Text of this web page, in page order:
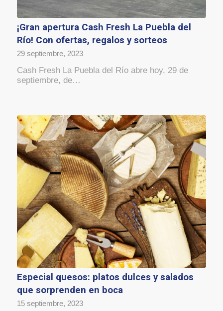
¡Gran apertura Cash Fresh La Puebla del
Río! Con ofertas, regalos y sorteos
29 septiembre, 2023
Cash Fresh La Puebla del Río abre hoy, 29 de
septiembre, de…
Especial quesos: platos dulces y salados
que sorprenden en boca
15 septiembre, 2023